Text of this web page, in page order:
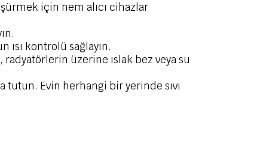
için nem alıcı cihazlar
ısı kontrolü sağlayın.
üzerine ıslak bez veya su
tutun. Evin herhangi bir yerinde sıvı